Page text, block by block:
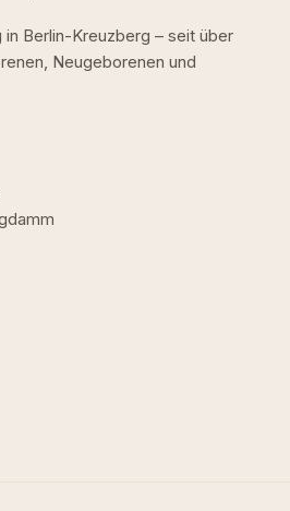
in Berlin-Kreuzberg – seit über
Neugeborenen und